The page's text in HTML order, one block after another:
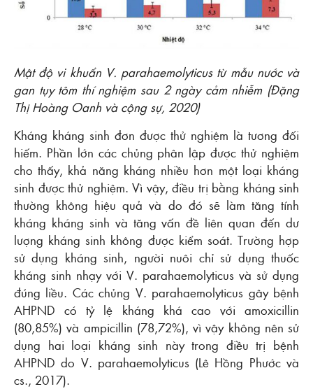
Mật độ vi khuẩn V. parahaemolyticus từ mẫu nước và
gan tụy tôm thí nghiệm sau 2 ngày cảm nhiễm (Đặng
Thị Hoàng Oanh và cộng sự, 2020)
Kháng kháng sinh đơn được thử nghiệm là tương đối
hiếm. Phần lớn các chủng phân lập được thử nghiệm
cho thấy, khả năng kháng nhiều hơn một loại kháng
sinh được thử nghiệm. Vì vậy, điều trị bằng kháng sinh
thường không hiệu quả và do đó sẽ làm tăng tính
kháng kháng sinh và tăng vấn đề liên quan đến dư
lượng kháng sinh không được kiểm soát. Trường hợp
sử dụng kháng sinh, người nuôi chỉ sử dụng thuốc
kháng sinh nhạy với V. parahaemolyticus và sử dụng
đúng liều. Các chủng V. parahaemolyticus gây bệnh
AHPND có tỷ lệ kháng khá cao với amoxicillin
(80,85%) và ampicillin (78,72%), vì vậy không nên sử
dụng hai loại kháng sinh này trong điều trị bệnh
AHPND do V. parahaemolyticus (Lê Hồng Phước và
cs., 2017).